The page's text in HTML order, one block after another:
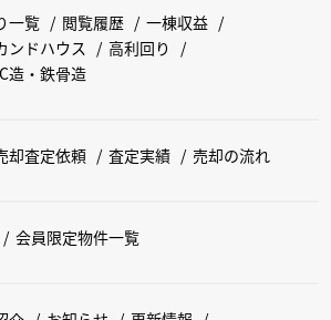
一覧 閲覧履歴
一棟収益
ンドハウス
高利回り
造・鉄骨造
却査定依頼 査定実績 売却の流れ
会員限定物件一覧